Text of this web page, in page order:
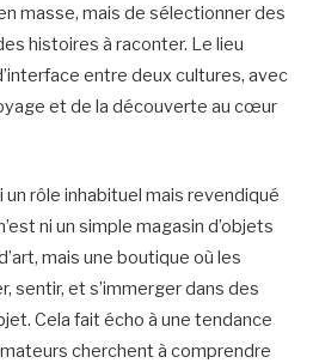
masse, mais de sélectionner des
histoires à raconter. Le lieu
entre deux cultures, avec
et de la découverte au cœur
un rôle inhabituel mais revendiqué
ni un simple magasin d’objets
mais une boutique où les
sentir, et s’immerger dans des
Cela fait écho à une tendance
cherchent à comprendre